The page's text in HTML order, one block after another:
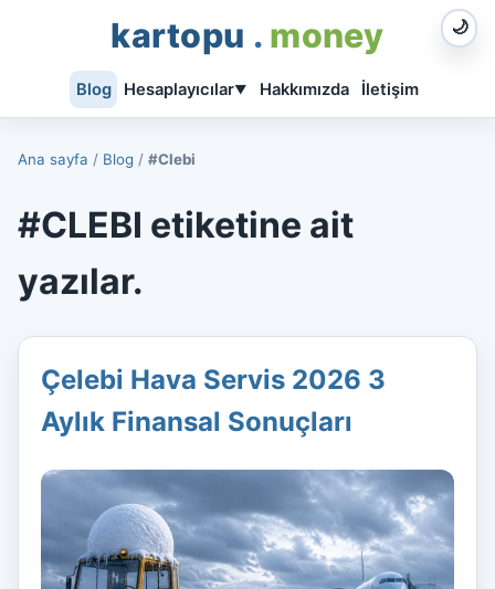
kartopu . money 🌙
Blog Hesaplayıcılar▼ Hakkımızda İletişim
Ana sayfa / Blog / #Clebi
#CLEBI etiketine ait
yazılar.
Çelebi Hava Servis 2026 3
Aylık Finansal Sonuçları